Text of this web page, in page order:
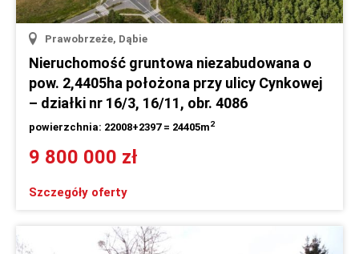
Prawobrzeże, Dąbie
Nieruchomość gruntowa niezabudowana o
pow. 2,4405ha położona przy ulicy Cynkowej
– działki nr 16/3, 16/11, obr. 4086
powierzchnia: 22008+2397 = 24405m2
9 800 000 zł
Szczegóły oferty